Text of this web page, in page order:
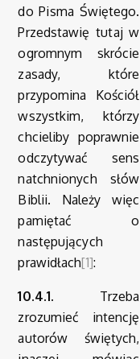
do Pisma Świętego.
Przedstawię tutaj w
ogromnym skrócie
zasady, które
przypomina Kościół
wszystkim, którzy
chcieliby poprawnie
odczytywać sens
natchnionych słów
Biblii. Należy więc
pamiętać o
następujących
prawidłach[1]:
10.4.1. Trzeba
zrozumieć intencję
autorów świętych,